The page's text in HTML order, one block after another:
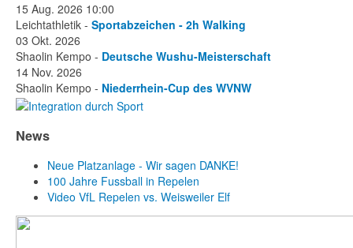
15 Aug. 2026 10:00
Leichtathletik - Sportabzeichen - 2h Walking
03 Okt. 2026
Shaolin Kempo - Deutsche Wushu-Meisterschaft
14 Nov. 2026
Shaolin Kempo - Niederrhein-Cup des WVNW
News
Neue Platzanlage - Wir sagen DANKE!
100 Jahre Fussball in Repelen
Video VfL Repelen vs. Weisweiler Elf